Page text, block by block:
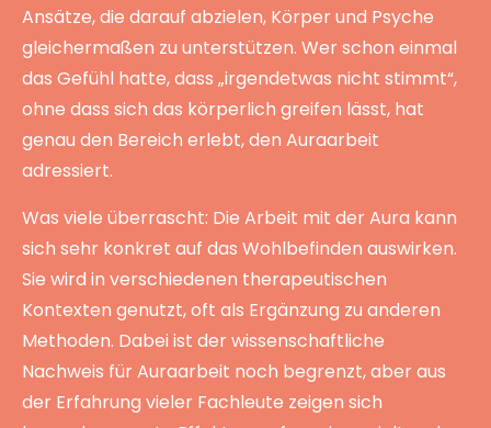
Ansätze, die darauf abzielen, Körper und Psyche
gleichermaßen zu unterstützen. Wer schon einmal
das Gefühl hatte, dass „irgendetwas nicht stimmt“,
ohne dass sich das körperlich greifen lässt, hat
genau den Bereich erlebt, den Auraarbeit
adressiert.
Was viele überrascht: Die Arbeit mit der Aura kann
sich sehr konkret auf das Wohlbefinden auswirken.
Sie wird in verschiedenen therapeutischen
Kontexten genutzt, oft als Ergänzung zu anderen
Methoden. Dabei ist der wissenschaftliche
Nachweis für Auraarbeit noch begrenzt, aber aus
der Erfahrung vieler Fachleute zeigen sich